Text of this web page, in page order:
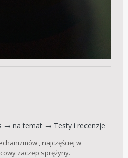
→ na temat → Testy i recenzje
, najczęściej w
zaczep sprężyny.